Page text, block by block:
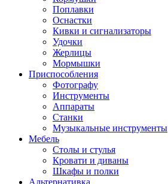
Поплавки
Оснастки
Кивки и сигнализаторы
Удочки
Жерлицы
Мормышки
Приспособления
Фотографу
Инструменты
Аппараты
Станки
Музыкальные инструменты
Мебель
Столы и стулья
Кровати и диваны
Шкафы и полки
Альтернативка